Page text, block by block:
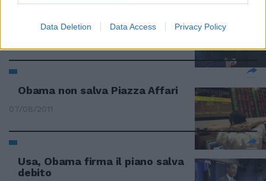
Data Deletion Data Access Privacy Policy
Ancora incubo a Piazza Affari
Quirinale in allarme
Obama non salva Piazza Affari
07/08/2011
Usa, Obama firma il piano salva
debito